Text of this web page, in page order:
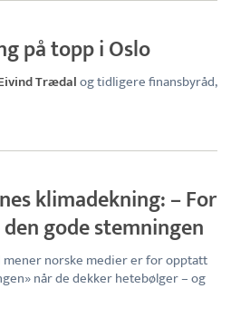
på topp i Oslo
Trædalog tidligere finansbyråd,
klimadekning: – For
gode stemningen
mener norske medier er for opptatt
når de dekker hetebølger – og